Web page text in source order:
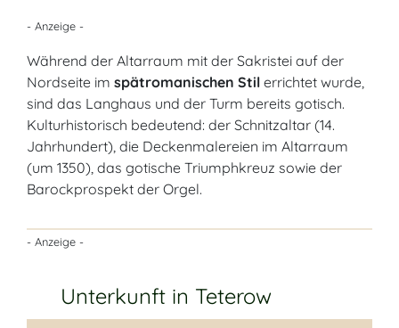
- Anzeige -
Während der Altarraum mit der Sakristei auf der
Nordseite im spätromanischen Stil errichtet wurde,
sind das Langhaus und der Turm bereits gotisch.
Kulturhistorisch bedeutend: der Schnitzaltar (14.
Jahrhundert), die Deckenmalereien im Altarraum
(um 1350), das gotische Triumphkreuz sowie der
Barockprospekt der Orgel.
- Anzeige -
Unterkunft in Teterow